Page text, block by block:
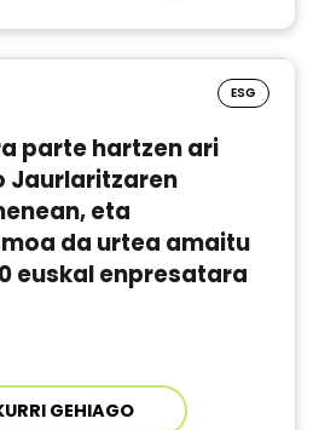
ESG
parte hartzen ari
Jaurlaritzaren
eta
da urtea amaitu
euskal enpresatara
GEHIAGO